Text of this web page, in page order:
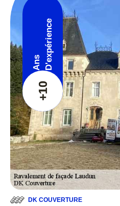
+10
Ans D'expérience
DK COUVERTURE